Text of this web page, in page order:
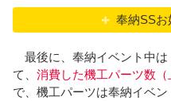
奉納SSお
最後に、奉納イベント中は
て、 消費した機工パーツ数
で、機工パーツは奉納イベ